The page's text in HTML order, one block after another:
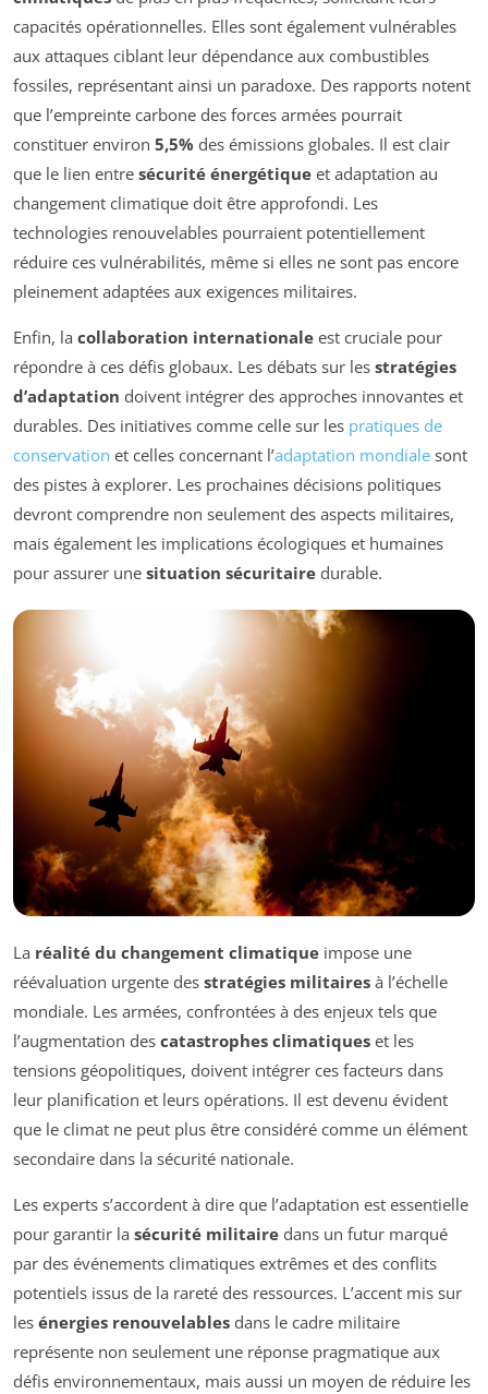
capacités opérationnelles. Elles sont également vulnérables
aux attaques ciblant leur dépendance aux combustibles
fossiles, représentant ainsi un paradoxe. Des rapports notent
que l’empreinte carbone des forces armées pourrait
constituer environ 5,5% des émissions globales. Il est clair
que le lien entre sécurité énergétique et adaptation au
changement climatique doit être approfondi. Les
technologies renouvelables pourraient potentiellement
réduire ces vulnérabilités, même si elles ne sont pas encore
pleinement adaptées aux exigences militaires.
Enfin, la collaboration internationale est cruciale pour
répondre à ces défis globaux. Les débats sur les stratégies
d’adaptation doivent intégrer des approches innovantes et
durables. Des initiatives comme celle sur les pratiques de
conservation et celles concernant l’adaptation mondiale sont
des pistes à explorer. Les prochaines décisions politiques
devront comprendre non seulement des aspects militaires,
mais également les implications écologiques et humaines
pour assurer une situation sécuritaire durable.
La réalité du changement climatique impose une
réévaluation urgente des stratégies militaires à l’échelle
mondiale. Les armées, confrontées à des enjeux tels que
l’augmentation des catastrophes climatiques et les
tensions géopolitiques, doivent intégrer ces facteurs dans
leur planification et leurs opérations. Il est devenu évident
que le climat ne peut plus être considéré comme un élément
secondaire dans la sécurité nationale.
Les experts s’accordent à dire que l’adaptation est essentielle
pour garantir la sécurité militaire dans un futur marqué
par des événements climatiques extrêmes et des conflits
potentiels issus de la rareté des ressources. L’accent mis sur
les énergies renouvelables dans le cadre militaire
représente non seulement une réponse pragmatique aux
défis environnementaux, mais aussi un moyen de réduire les